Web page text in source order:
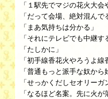
「１駅先でマジの花火大
「だって会場、絶対混ん
「まあ気持ちは分かる」
「それにテレビでも中継
「たしかに」
「初手線香花火やろうよ線
「普通もっと派手な奴から
「せっかくだしセオリーガ
「なるほど名案。先に火が